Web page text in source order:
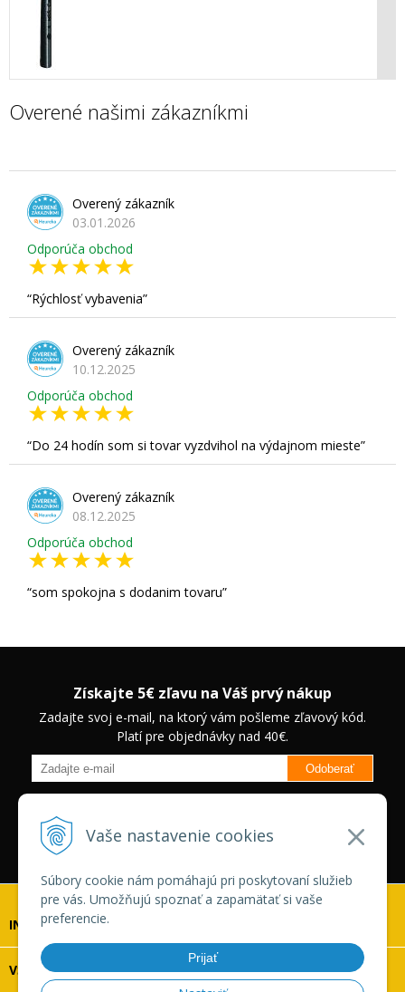
Vaše nastavenie cookies
Súbory cookie nám pomáhajú pri poskytovaní služieb
pre vás. Umožňujú spoznať a zapamätať si vaše
preferencie.
Prijať
Overené našimi zákazníkmi
Overený zákazník
03.01.2026
Odporúča obchod
Rýchlosť vybavenia
Overený zákazník
10.12.2025
Odporúča obchod
Do 24 hodín som si tovar vyzdvihol na výdajnom mieste
Overený zákazník
08.12.2025
Odporúča obchod
som spokojna s dodanim tovaru
Získajte 5€ zľavu na Váš prvý nákup
Zadajte svoj e-mail, na ktorý vám pošleme zľavový kód.
Platí pre objednávky nad 40€.
Odoberať
zľavách na vybrané produkty.
Neplatí pre Veľkoobchodných
zákazníkov.
INFOLINKA
VŠETKO O NÁKUPE